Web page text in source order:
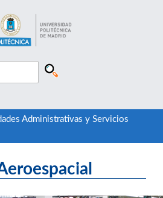
Administrativas y Servicios